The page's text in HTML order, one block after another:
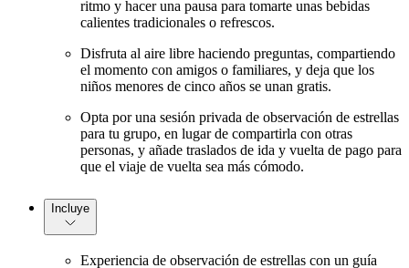
ritmo y hacer una pausa para tomarte unas bebidas
calientes tradicionales o refrescos.
Disfruta al aire libre haciendo preguntas, compartiendo
el momento con amigos o familiares, y deja que los
niños menores de cinco años se unan gratis.
Opta por una sesión privada de observación de estrellas
para tu grupo, en lugar de compartirla con otras
personas, y añade traslados de ida y vuelta de pago para
que el viaje de vuelta sea más cómodo.
Incluye
Experiencia de observación de estrellas con un guía